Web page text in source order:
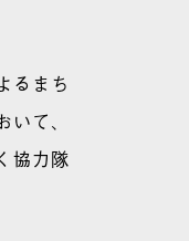
るまち
て、
協力隊